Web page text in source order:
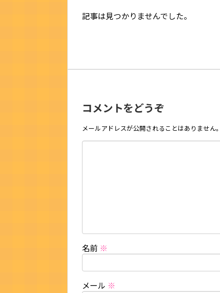
記事は見つかりませんでした。
コメントをどうぞ
メールアドレスが公開されることはありません
名前 ※
メール ※